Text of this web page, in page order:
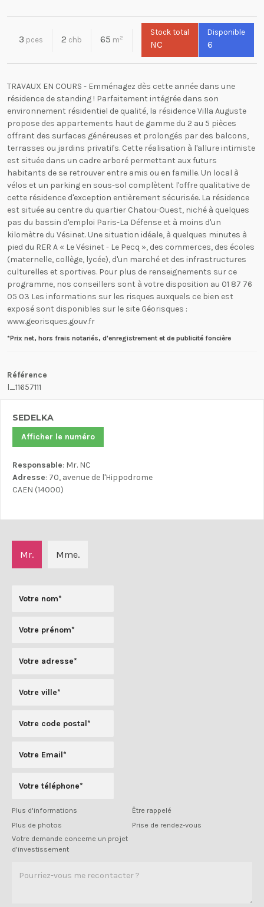
3 pces 2 chb 65 m2
Stock total
NC
Disponible
6
TRAVAUX EN COURS - Emménagez dès cette année dans une
résidence de standing ! Parfaitement intégrée dans son
environnement résidentiel de qualité, la résidence Villa Auguste
propose des appartements haut de gamme du 2 au 5 pièces
offrant des surfaces généreuses et prolongés par des balcons,
terrasses ou jardins privatifs. Cette réalisation à l'allure intimiste
est située dans un cadre arboré permettant aux futurs
habitants de se retrouver entre amis ou en famille. Un local à
vélos et un parking en sous-sol complètent l'offre qualitative de
cette résidence d'exception entièrement sécurisée. La résidence
est située au centre du quartier Chatou-Ouest, niché à quelques
pas du bassin d'emploi Paris-La Défense et à moins d'un
kilomètre du Vésinet. Une situation idéale, à quelques minutes à
pied du RER A « Le Vésinet - Le Pecq », des commerces, des écoles
(maternelle, collège, lycée), d'un marché et des infrastructures
culturelles et sportives. Pour plus de renseignements sur ce
programme, nos conseillers sont à votre disposition au 01 87 76
05 03 Les informations sur les risques auxquels ce bien est
exposé sont disponibles sur le site Géorisques :
www.georisques.gouv.fr
*Prix net, hors frais notariés, d'enregistrement et de publicité foncière
Référence
l_11657111
SEDELKA
Afficher le numéro
Responsable: Mr. NC
Adresse: 70, avenue de l'Hippodrome
CAEN (14000)
Mr. Mme.
Plus d'informations
Être rappelé
Plus de photos
Prise de rendez-vous
Votre demande concerne un projet
d'investissement